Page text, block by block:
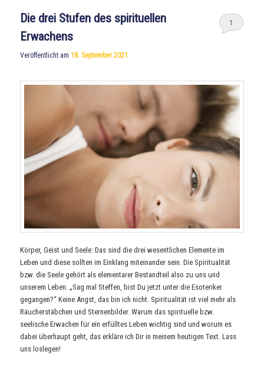
Die drei Stufen des spirituellen
Erwachens
Veröffentlicht am18. September 2021
1
Körper, Geist und Seele: Das sind die drei wesentlichen Elemente im
Leben und diese sollten im Einklang miteinander sein. Die Spiritualität
bzw. die Seele gehört als elementarer Bestandteil also zu uns und
unserem Leben. „Sag mal Steffen, bist Du jetzt unter die Esoteriker
gegangen?“ Keine Angst, das bin ich nicht. Spiritualität ist viel mehr als
Räucherstäbchen und Sternenbilder. Warum das spirituelle bzw.
seelische Erwachen für ein erfülltes Leben wichtig sind und worum es
dabei überhaupt geht, das erkläre ich Dir in meinem heutigen Text. Lass
uns loslegen!